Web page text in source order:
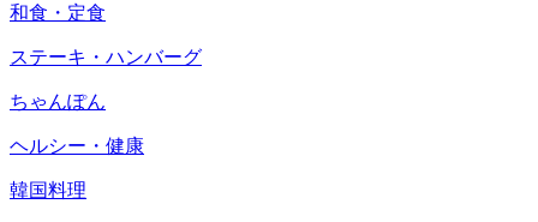
和食・定食
ステーキ・ハンバーグ
ちゃんぽん
ヘルシー・健康
韓国料理